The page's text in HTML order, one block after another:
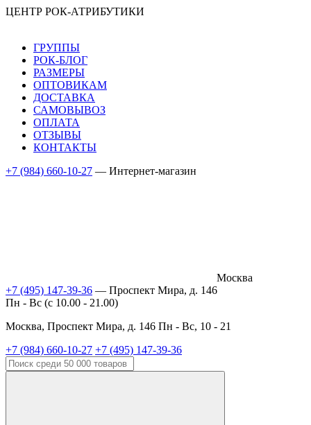
ЦЕНТР РОК-АТРИБУТИКИ
ГРУППЫ
РОК-БЛОГ
РАЗМЕРЫ
ОПТОВИКАМ
ДОСТАВКА
САМОВЫВОЗ
ОПЛАТА
ОТЗЫВЫ
КОНТАКТЫ
+7 (984) 660-10-27 — Интернет-магазин
Москва
+7 (495) 147-39-36 — Проспект Мира, д. 146
Пн - Вс (c 10.00 - 21.00)
Москва, Проспект Мира, д. 146 Пн - Вс, 10 - 21
+7 (984) 660-10-27 +7 (495) 147-39-36